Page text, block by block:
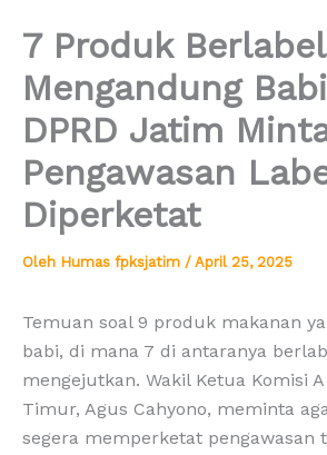
7 Produk
Mengandung
DPRD Jatim
Pengawasan
Diperketat
Oleh Humas fpksjatim / April 25, 2025
Temuan soal 9 produk makanan
babi, di mana 7 di antaranya
mengejutkan. Wakil Ketua Komisi A
Timur, Agus Cahyono, meminta
segera memperketat pengawasan